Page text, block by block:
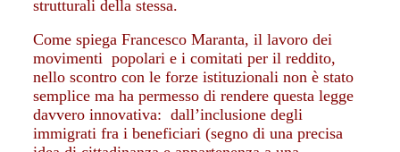
strutturali della stessa.
Come spiega Francesco Maranta, il lavoro dei
movimenti popolari e i comitati per il reddito,
nello scontro con le forze istituzionali non è stato
semplice ma ha permesso di rendere questa legge
davvero innovativa: dall’inclusione degli
immigrati fra i beneficiari (segno di una precisa